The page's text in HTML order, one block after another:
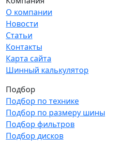
О компании
Новости
Статьи
Контакты
Карта сайта
Шинный калькулятор
Подбор
Подбор по технике
Подбор по размеру шины
Подбор фильтров
Подбор дисков